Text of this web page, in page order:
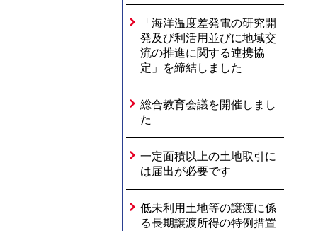
「海洋温度差発電の研究開
発及び利活用並びに地域交
流の推進に関する連携協
定」を締結しました
総合教育会議を開催しまし
た
一定面積以上の土地取引に
は届出が必要です
低未利用土地等の譲渡に係
る長期譲渡所得の特例措置